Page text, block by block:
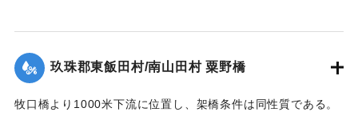
後世に受け継がれるべき石碑が、現在では目につかない場所
｜固有コード:00543098
玖珠郡東飯田村/南山田村 粟野橋
牧口橋より1000米下流に位置し、架橋条件は同性質である。